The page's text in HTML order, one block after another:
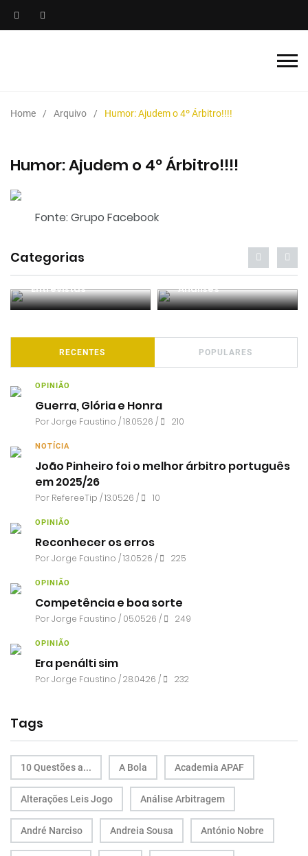
Home Arquivo Humor: Ajudem o 4º Árbitro!!!!
Humor: Ajudem o 4º Árbitro!!!!
Fonte:Grupo Facebook
Categorias
Entrevistas Análises
RECENTES POPULARES
OPINIÃO
Guerra, Glória e Honra
PorJorge Faustino / 18.05.26 / 210
NOTÍCIA
João Pinheiro foi o melhor árbitro português
em 2025/26
Por RefereeTip / 13.05.26 / 10
OPINIÃO
Reconhecer os erros
PorJorge Faustino / 13.05.26 / 225
OPINIÃO
Competência e boa sorte
PorJorge Faustino / 05.05.26 / 249
OPINIÃO
Era penálti sim
PorJorge Faustino / 28.04.26 / 232
Tags
10 Questões a... A Bola Academia APAF
Alterações Leis Jogo Análise Arbitragem
André Narciso Andreia Sousa António Nobre